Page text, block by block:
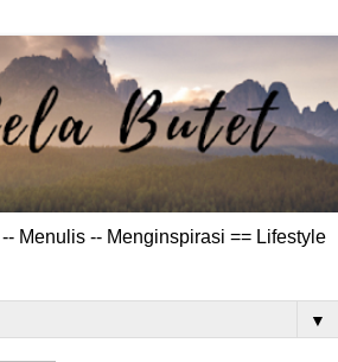
Menulis -- Menginspirasi == Lifestyle
▼